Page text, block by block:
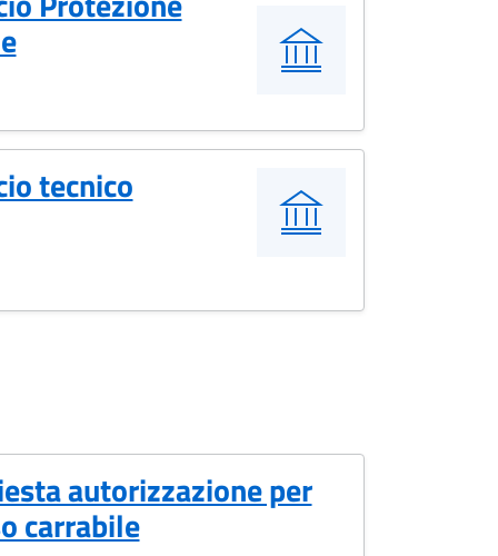
tecnico
autorizzazione per
carrabile